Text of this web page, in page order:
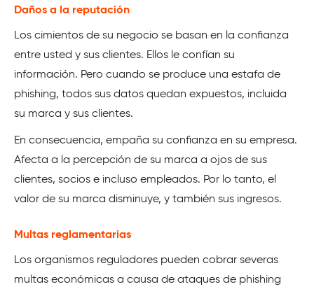
Daños a la reputación
Los cimientos de su negocio se basan en la confianza
entre usted y sus clientes. Ellos le confían su
información. Pero cuando se produce una estafa de
phishing, todos sus datos quedan expuestos, incluida
su marca y sus clientes.
En consecuencia, empaña su confianza en su empresa.
Afecta a la percepción de su marca a ojos de sus
clientes, socios e incluso empleados. Por lo tanto, el
valor de su marca disminuye, y también sus ingresos.
Multas reglamentarias
Los organismos reguladores pueden cobrar severas
multas económicas a causa de ataques de phishing